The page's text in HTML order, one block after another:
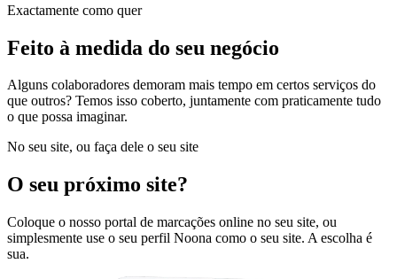
Exactamente como quer
Feito à medida do seu negócio
Alguns colaboradores demoram mais tempo em certos serviços do
que outros? Temos isso coberto, juntamente com praticamente tudo
o que possa imaginar.
No seu site, ou faça dele o seu site
O seu próximo site?
Coloque o nosso portal de marcações online no seu site, ou
simplesmente use o seu perfil Noona como o seu site. A escolha é
sua.